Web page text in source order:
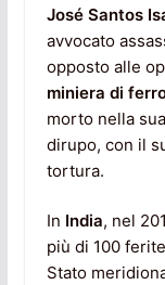
José Santos
avvocato
opposto alle
miniera di
morto nella
dirupo, con il
tortura.
In India, nel
più di 100
Stato